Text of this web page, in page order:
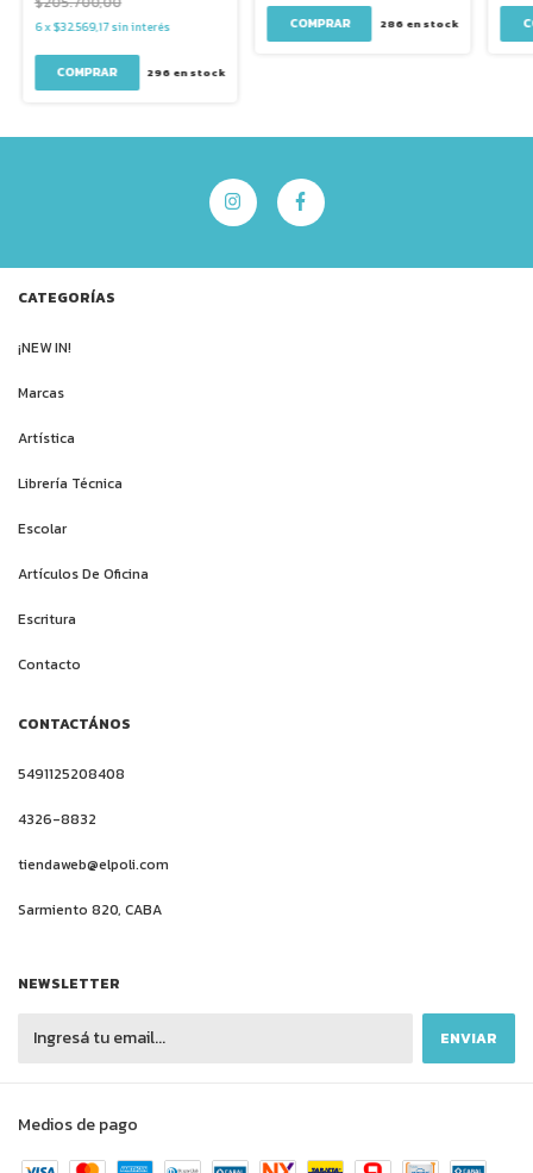
6x$32.569,17 sin interés
296 en stock
286 en stock
CATEGORÍAS
¡NEW IN!
Marcas
Artística
Librería Técnica
Escolar
Artículos De Oficina
Escritura
Contacto
CONTACTÁNOS
5491125208408
4326-8832
tiendaweb@elpoli.com
Sarmiento 820, CABA
NEWSLETTER
Medios de pago